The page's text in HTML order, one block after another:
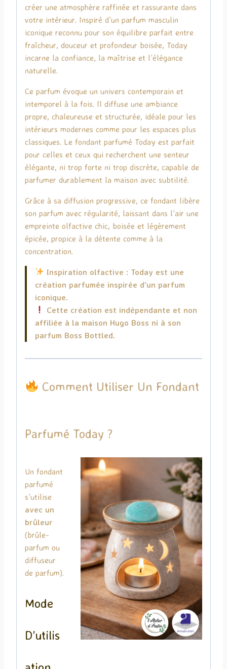
créer une atmosphère raffinée et rassurante dans
votre intérieur. Inspiré d’un parfum masculin
iconique reconnu pour son équilibre parfait entre
fraîcheur, douceur et profondeur boisée, Today
incarne la confiance, la maîtrise et l’élégance
naturelle.
Ce parfum évoque un univers contemporain et
intemporel à la fois. Il diffuse une ambiance
propre, chaleureuse et structurée, idéale pour les
intérieurs modernes comme pour les espaces plus
classiques. Le fondant parfumé Today est parfait
pour celles et ceux qui recherchent une senteur
élégante, ni trop forte ni trop discrète, capable de
parfumer durablement la maison avec subtilité.
Grâce à sa diffusion progressive, ce fondant libère
son parfum avec régularité, laissant dans l’air une
empreinte olfactive chic, boisée et légèrement
épicée, propice à la détente comme à la
concentration.
Inspiration olfactive : Today est une
création parfumée inspirée d’un parfum
iconique.
Cette création est indépendante et non
affiliée à la maison Hugo Boss ni à son
parfum Boss Bottled.
Comment Utiliser Un Fondant
Parfumé Today ?
Un fondant
parfumé
s’utilise
avec un
brûleur
(brûle-
parfum ou
diffuseur
de parfum).
Mode
D’utilis